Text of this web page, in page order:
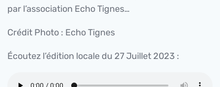
par l’association Echo Tignes…
Crédit Photo : Echo Tignes
Écoutez l’édition locale du 27 Juillet 2023 :